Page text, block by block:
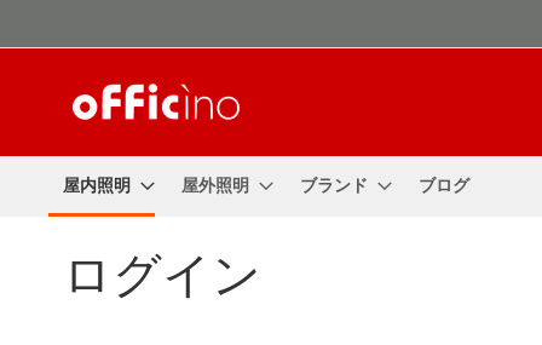
ン
ン
ツ
キ
ッ
屋内照明
屋外照明 ブランド ブログ
ログイン